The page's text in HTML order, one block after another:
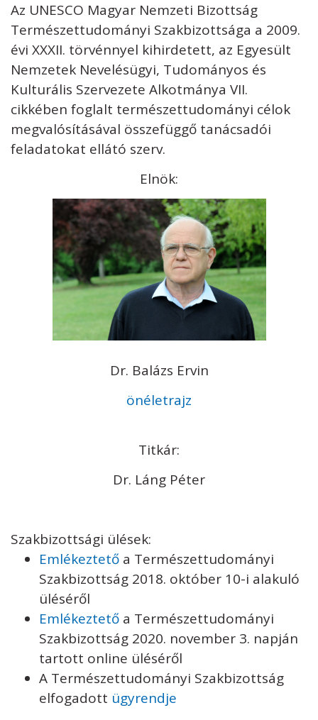
PÁLYÁZATOK / DÍJAK
KAPCSOLAT
Kövess minket
Impresszum
RSS
Az UNESCO Magyar Nemzeti Bizottság
Természettudományi Szakbizottsága a 2009.
évi XXXII. törvénnyel kihirdetett, az Egyesült
Nemzetek Nevelésügyi, Tudományos és
Kulturális Szervezete Alkotmánya VII.
cikkében foglalt természettudományi célok
megvalósításával összefüggő tanácsadói
feladatokat ellátó szerv.
Elnök:
Dr. Balázs Ervin
önéletrajz
Titkár:
Dr. Láng Péter
Szakbizottsági ülések:
Emlékeztető a Természettudományi
Szakbizottság 2018. október 10-i alakuló
üléséről
Emlékeztető a Természettudományi
Szakbizottság 2020. november 3. napján
tartott online üléséről
A Természettudományi Szakbizottság
elfogadott ügyrendje